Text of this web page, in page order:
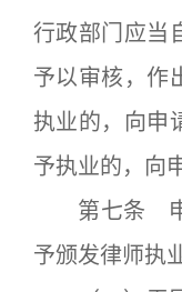
行政部门应当
予以审核，作
执业的，向申
予执业的，向
第七条 申
予颁发律师执